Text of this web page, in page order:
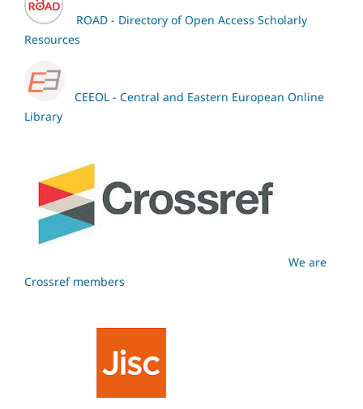
ROAD - Directory of Open Access Scholarly
Resources
CEEOL - Central and Eastern European Online
Library
We are
Crossref members